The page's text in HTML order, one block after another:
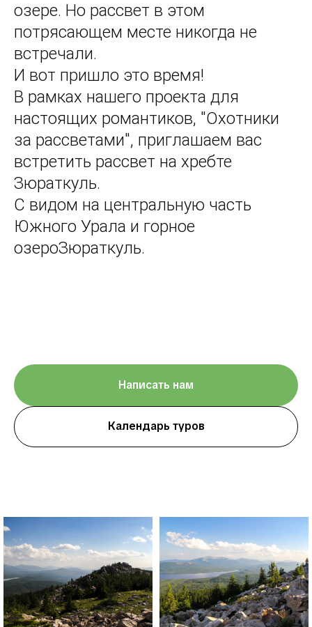
озере. Но рассвет в этом
потрясающем месте никогда не
встречали.
И вот пришло это время!
В рамках нашего проекта для
настоящих романтиков, "Охотники
за рассветами", приглашаем вас
встретить рассвет на хребте
Зюраткуль.
С видом на центральную часть
Южного Урала и горное
озероЗюраткуль.
Написать нам
Календарь туров